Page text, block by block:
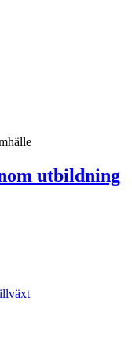
utbildning